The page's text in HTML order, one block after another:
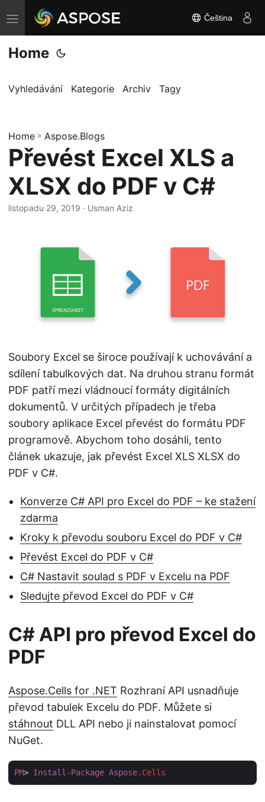
P
ř
e
n
t
n
a
v
Čeština
Home
Vyhledávání Kategorie Archiv Tagy
Home » Aspose.Blogs
Převést Excel XLS a
XLSX do PDF v C#
listopadu 29, 2019 · Usman Aziz
Soubory Excel se široce používají k uchovávání a
sdílení tabulkových dat. Na druhou stranu formát
PDF patří mezi vládnoucí formáty digitálních
dokumentů. V určitých případech je třeba
soubory aplikace Excel převést do formátu PDF
programově. Abychom toho dosáhli, tento
článek ukazuje, jak převést Excel XLS XLSX do
PDF v C#.
Konverze C# API pro Excel do PDF – ke stažení
zdarma
Kroky k převodu souboru Excel do PDF v C#
Převést Excel do PDF v C#
C# Nastavit soulad s PDF v Excelu na PDF
Sledujte převod Excel do PDF v C#
C# API pro převod Excel do
PDF
Aspose.Cells for .NET Rozhraní API usnadňuje
převod tabulek Excelu do PDF. Můžete si
stáhnout DLL API nebo ji nainstalovat pomocí
NuGet.
PM> Install-Package Aspose.Cells